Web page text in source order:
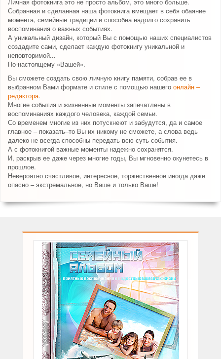
Собранная и сделанная наша фотокнига вмещает в себя обаяние
момента, семейные традиции и способна надолго сохранить
воспоминания о важных событиях.
А уникальный дизайн, который Вы с помощью наших специалистов
создадите сами, сделает каждую фотокнигу уникальной и
неповторимой...
По-настоящему «Вашей».
Вы сможете создать свою личную книгу памяти, собрав ее в
выбранном Вами формате и стиле с помощью нашего онлайн –
редактора.
Многие события и жизненные моменты запечатлены в
воспоминаниях каждого человека, каждой семьи.
Со временем многие из них потускнеют и забудутся, да и самое
главное – показать–то Вы их никому не сможете, а слова ведь
далеко не всегда способны передать всю суть события.
А с фотокнигой важные моменты надежно сохранятся.
И, раскрыв ее даже через многие годы, Вы мгновенно окунетесь в
прошлое.
Невероятно счастливое, интересное, торжественное иногда даже
опасно – экстремальное, но Ваше и только Ваше!